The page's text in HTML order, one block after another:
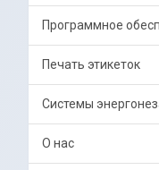
Программное
Печать этикеток
Системы
О нас